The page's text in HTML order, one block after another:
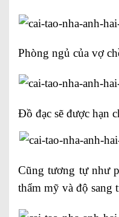
Phòng ngủ của vợ
Đồ đạc sẽ được hạn
Cũng tương tự như
thẩm mỹ và độ sang